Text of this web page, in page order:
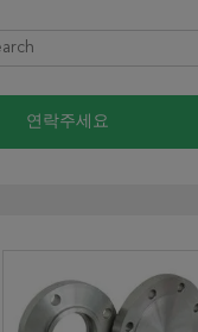
연락주세요